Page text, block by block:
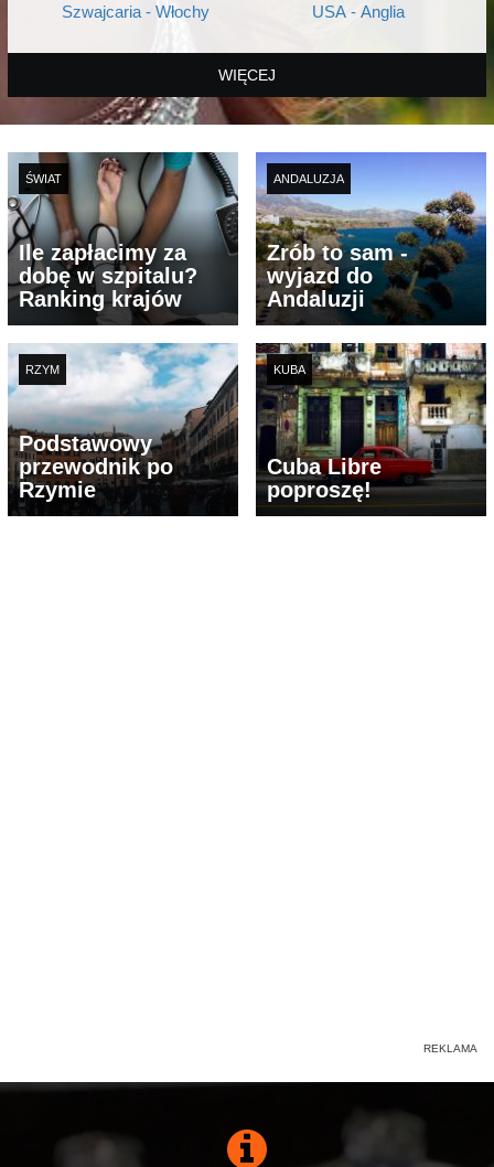
Szwajcaria - Włochy
USA - Anglia
WIĘCEJ
ŚWIAT
Ile zapłacimy za
dobę w szpitalu?
Ranking krajów
ANDALUZJA
Zrób to sam -
wyjazd do
Andaluzji
RZYM
Podstawowy
przewodnik po
Rzymie
KUBA
Cuba Libre
poproszę!